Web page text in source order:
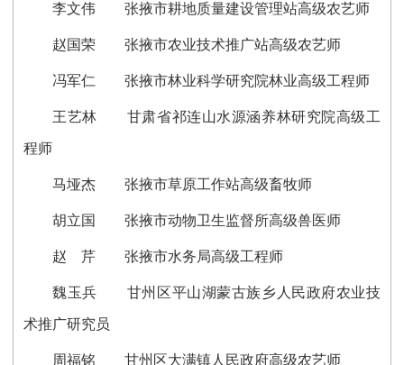
李文伟 张掖市耕地质量建设管理站高级农艺师
赵国荣 张掖市农业技术推广站高级农艺师
冯军仁 张掖市林业科学研究院林业高级工程师
王艺林 甘肃省祁连山水源涵养林研究院高级工
程师
马垭杰 张掖市草原工作站高级畜牧师
胡立国 张掖市动物卫生监督所高级兽医师
赵 芹 张掖市水务局高级工程师
魏玉兵 甘州区平山湖蒙古族乡人民政府农业技
术推广研究员
周福铭 甘州区大满镇人民政府高级农艺师